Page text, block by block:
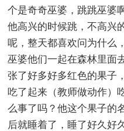
个是奇奇巫婆，跳跳巫婆
他高兴的时候跳，不高兴
呢，整天都喜欢问为什么
巫婆他们一起在森林里面
张了好多好多红色的果子
吃了起来（教师做动作）
么事了吗？他这个果子的
后就睡着了，睡了好久好